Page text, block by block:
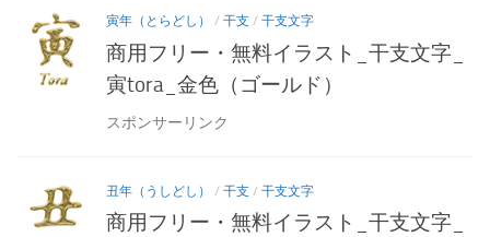
寅年（とらどし） / 干支 / 干支文字
商用フリー・無料イラスト_干支文字_
寅tora_金色（ゴールド）
スポンサーリンク
丑年（うしどし） / 干支 / 干支文字
商用フリー・無料イラスト_干支文字_